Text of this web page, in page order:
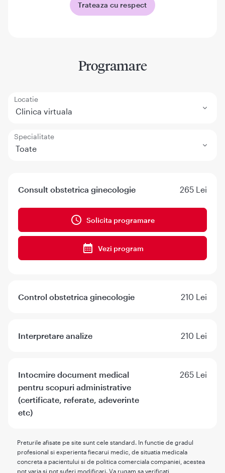
Trateaza cu respect
Programare
Locatie
Clinica virtuala
Specialitate
Toate
Consult obstetrica ginecologie 265 Lei
Solicita programare
Vezi program
Control obstetrica ginecologie 210 Lei
Interpretare analize 210 Lei
Intocmire document medical
pentru scopuri administrative
(certificate, referate, adeverinte
etc)
265 Lei
Preturile afisate pe site sunt cele standard. In functie de gradul
profesional si experienta fiecarui medic, de situatia medicala
concreta a pacientului si de politica comerciala companiei, acestea
pot varia si pot suferi modificari. Va rugam sa verificati